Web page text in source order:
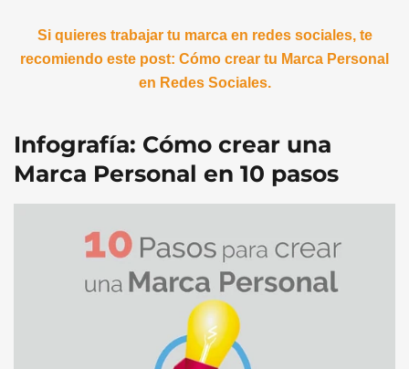
Si quieres trabajar tu marca en redes sociales, te
recomiendo este post: Cómo crear tu Marca Personal
en Redes Sociales.
Infografía: Cómo crear una
Marca Personal en 10 pasos